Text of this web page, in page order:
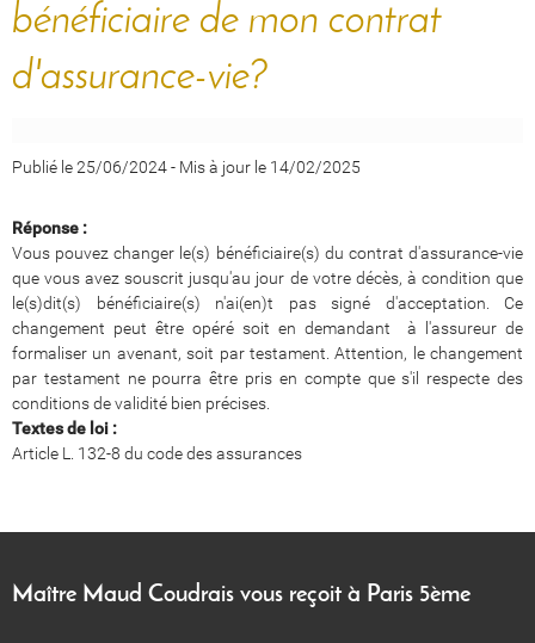
bénéficiaire de mon contrat
d'assurance-vie?
Publié le 25/06/2024- Mis à jour le 14/02/2025
Réponse :
Vous pouvez changer le(s) bénéficiaire(s) du contrat d'assurance-vie
que vous avez souscrit jusqu'au jour de votre décès, à condition que
le(s)dit(s) bénéficiaire(s) n'ai(en)t pas signé d'acceptation. Ce
changement peut être opéré soit en demandant à l'assureur de
formaliser un avenant, soit par testament. Attention, le changement
par testament ne pourra être pris en compte que s'il respecte des
conditions de validité bien précises.
Textes de loi :
Article L. 132-8 du code des assurances
Maître Maud Coudrais vous reçoit à Paris 5ème